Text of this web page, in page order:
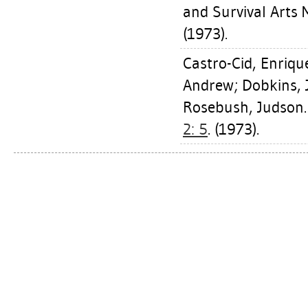
and Survival Arts
(1973).
Castro-Cid,
Andrew; Dobkins,
Rosebush, Judson
2: 5. (1973).